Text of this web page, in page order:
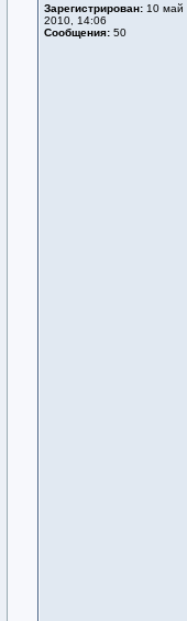
Зарегистрирован: 10 май
2010, 14:06
Сообщения: 50